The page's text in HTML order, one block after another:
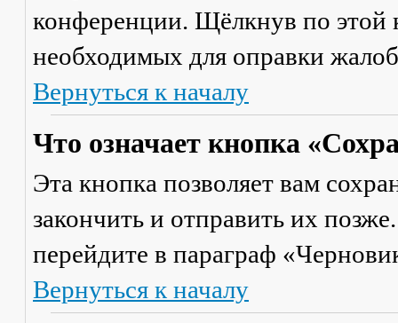
конференции. Щёлкнув по этой
необходимых для оправки
Вернуться к началу
Что означает кнопка
Эта кнопка позволяет вам
закончить и отправить их
перейдите в параграф
Вернуться к началу